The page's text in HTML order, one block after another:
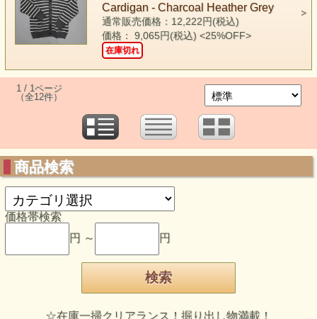
Cardigan - Charcoal Heather Grey
通常販売価格：12,222円(税込)
価格： 9,065円(税込) <25%OFF>
在庫切れ
1 / 1ページ
（全12件）
商品検索
価格帯検索
円 ～
円
☆在庫一掃クリアランス！掘り出し物満載！